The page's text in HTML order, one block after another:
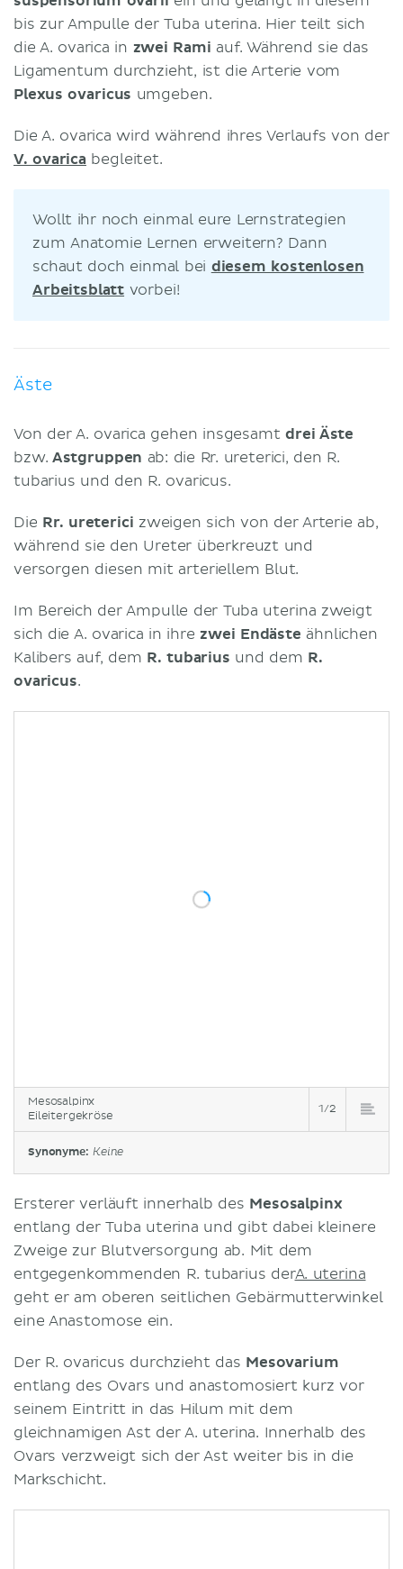
bis zur Ampulle der Tuba uterina. Hier teilt sich
die A. ovarica in zwei Rami auf. Während sie das
Ligamentum durchzieht, ist die Arterie vom
Plexus ovaricus umgeben.
Die A. ovarica wird während ihres Verlaufs von der
V. ovarica begleitet.
Wollt ihr noch einmal eure Lernstrategien
zum Anatomie Lernen erweitern? Dann
schaut doch einmal bei diesem kostenlosen
Arbeitsblatt vorbei!
Äste
Von der A. ovarica gehen insgesamt drei Äste
bzw. Astgruppen ab: die Rr. ureterici, den R.
tubarius und den R. ovaricus.
Die Rr. ureterici zweigen sich von der Arterie ab,
während sie den Ureter überkreuzt und
versorgen diesen mit arteriellem Blut.
Im Bereich der Ampulle der Tuba uterina zweigt
sich die A. ovarica in ihre zwei Endäste ähnlichen
Kalibers auf, dem R. tubarius und dem R.
ovaricus.
Mesosalpinx
Eileitergekröse
1/2
Synonyme: Keine
Ersterer verläuft innerhalb des Mesosalpinx
entlang der Tuba uterina und gibt dabei kleinere
Zweige zur Blutversorgung ab. Mit dem
entgegenkommenden R. tubarius derA. uterina
geht er am oberen seitlichen Gebärmutterwinkel
eine Anastomose ein.
Der R. ovaricus durchzieht das Mesovarium
entlang des Ovars und anastomosiert kurz vor
seinem Eintritt in das Hilum mit dem
gleichnamigen Ast der A. uterina. Innerhalb des
Ovars verzweigt sich der Ast weiter bis in die
Markschicht.